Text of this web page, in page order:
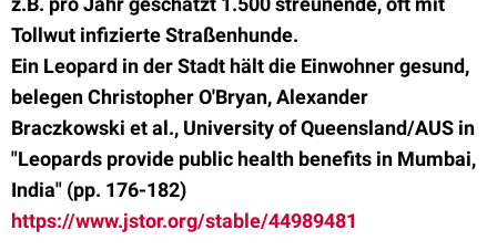
Tollwut infizierte Straßenhunde.
Ein Leopard in der Stadt hält die Einwohner gesund,
belegen Christopher O'Bryan, Alexander
Braczkowski et al., University of Queensland/AUS in
"Leopards provide public health benefits in Mumbai,
India" (pp. 176-182)
https://www.jstor.org/stable/44989481